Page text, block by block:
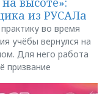
из РУСАЛа
во время
учёбы вернулся на
Для него работа
призвание